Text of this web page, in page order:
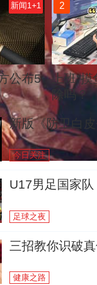
新闻1+1
公布5
2
上班“摸
除吗？
新版《防卫白
今日关注
U17男足国家
足球之夜
三招教你识破
健康之路